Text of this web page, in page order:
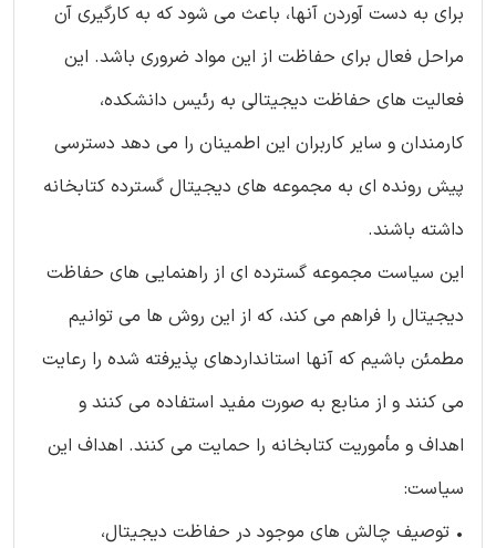
برای به دست آوردن آنها، باعث می شود که به کارگیری آن
مراحل فعال برای حفاظت از این مواد ضروری باشد. این
فعالیت های حفاظت دیجیتالی به رئیس دانشکده،
کارمندان و سایر کاربران این اطمینان را می دهد دسترسی
پیش رونده ای به مجموعه های دیجیتال گسترده کتابخانه
داشته باشند.
این سیاست مجموعه گسترده ای از راهنمایی های حفاظت
دیجیتال را فراهم می کند، که از این روش ها می توانیم
مطمئن باشیم که آنها استانداردهای پذیرفته شده را رعایت
می کنند و از منابع به صورت مفید استفاده می کنند و
اهداف و مأموریت کتابخانه را حمایت می کنند. اهداف این
سیاست:
• توصیف چالش های موجود در حفاظت دیجیتال،